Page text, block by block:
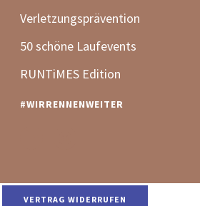
Verletzungsprävention
50 schöne Laufevents
RUNTiMES Edition
#WIRRENNENWEITER
VERTRAG WIDERRUFEN